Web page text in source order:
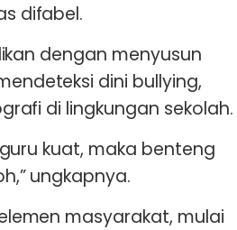
difabel.
dengan menyusun
dini bullying,
di lingkungan sekolah.
kuat, maka benteng
ungkapnya.
masyarakat, mulai